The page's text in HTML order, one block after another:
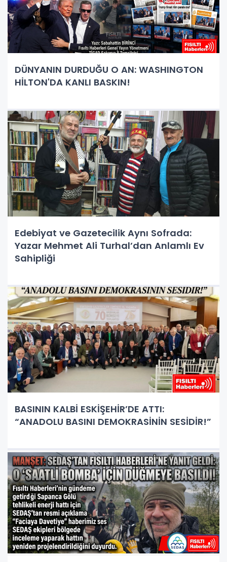
DÜNYANIN DURDUĞU O AN: WASHINGTON
HİLTON'DA KANLI BASKIN!
Edebiyat ve Gazetecilik Aynı Sofrada:
Yazar Mehmet Ali Turhal’dan Anlamlı Ev
Sahipliği
BASININ KALBİ ESKİŞEHİR’DE ATTI:
“ANADOLU BASINI DEMOKRASİNİN SESİDİR!”